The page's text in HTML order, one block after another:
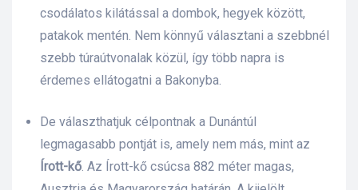
csodálatos kilátással a dombok, hegyek között,
patakok mentén. Nem könnyű választani a szebbnél
szebb túraútvonalak közül, így több napra is
érdemes ellátogatni a Bakonyba.
De választhatjuk célpontnak a Dunántúl
legmagasabb pontját is, amely nem más, mint az
Írott-kő. Az Írott-kő csúcsa 882 méter magas,